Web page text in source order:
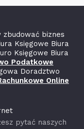
zbudować biznes
Księgowe Biura
Księgowe Biura
Podatkowe
Doradztwo
Online
pytać naszych